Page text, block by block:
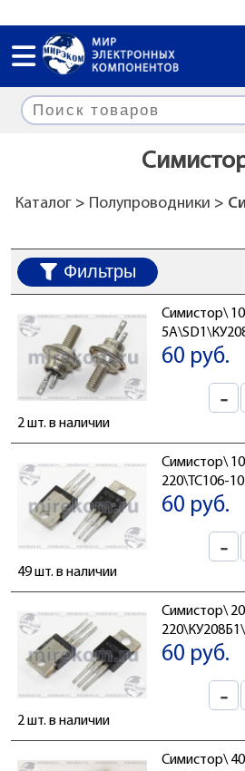
Каталог> Полупроводники >
Фильтры
Симистор\
60 руб.
-
2 шт. в наличии
Симистор\
220\ТС106-
60 руб.
-
49 шт. в наличии
Симистор\
220\КУ208Б1\
60 руб.
-
2 шт. в наличии
Симистор\